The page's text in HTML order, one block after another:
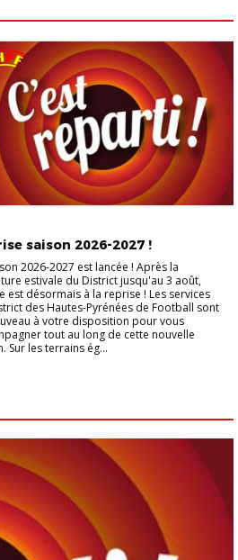
saison 2026-2027 !
2026-2027 est lancée ! Après la
estivale du District jusqu'au 3 août,
est désormais à la reprise ! Les services
des Hautes-Pyrénées de Football sont
à votre disposition pour vous
tout au long de cette nouvelle
Sur les terrains ég...